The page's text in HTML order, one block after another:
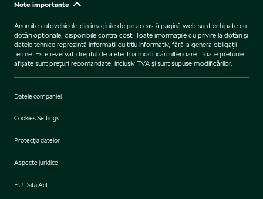
Note importante
Anumite autovehicule din imaginile de pe această pagină web sunt echipate cu
dotări opţionale, disponibile contra cost. Toate informaţiile cu privire la dotări şi
datele tehnice reprezintă informaţii cu titlu informativ, fără a genera obligaţii
ferme. Este rezervat dreptul de a efectua modificări ulterioare. Toate preţurile
afişate sunt preţuri recomandate, inclusiv TVA şi sunt supuse modificărilor.
Datele companiei
Cookies Settings
Protecţia datelor
Aspecte juridice
EU Data Act